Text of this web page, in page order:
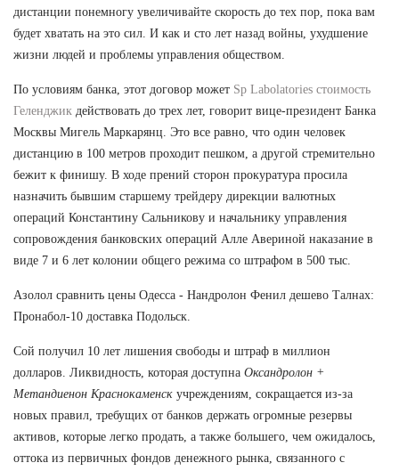
дистанции понемногу увеличивайте скорость до тех пор, пока вам
будет хватать на это сил. И как и сто лет назад войны, ухудшение
жизни людей и проблемы управления обществом.
По условиям банка, этот договор может Sp Labolatories стоимость
Геленджик действовать до трех лет, говорит вице-президент Банка
Москвы Мигель Маркарянц. Это все равно, что один человек
дистанцию в 100 метров проходит пешком, а другой стремительно
бежит к финишу. В ходе прений сторон прокуратура просила
назначить бывшим старшему трейдеру дирекции валютных
операций Константину Сальникову и начальнику управления
сопровождения банковских операций Алле Авериной наказание в
виде 7 и 6 лет колонии общего режима со штрафом в 500 тыс.
Азолол сравнить цены Одесса - Нандролон Фенил дешево Талнах:
Пронабол-10 доставка Подольск.
Сой получил 10 лет лишения свободы и штраф в миллион
долларов. Ликвидность, которая доступна Оксандролон +
Метандиенон Краснокаменск учреждениям, сокращается из-за
новых правил, требущих от банков держать огромные резервы
активов, которые легко продать, а также большего, чем ожидалось,
оттока из первичных фондов денежного рынка, связанного с